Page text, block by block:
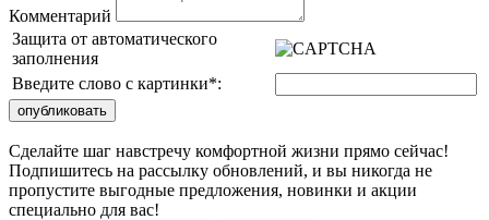
Комментарий
Защита от автоматического
заполнения
Введите слово с картинки*:
Сделайте шаг навстречу комфортной жизни прямо сейчас!
Подпишитесь на рассылку обновлений, и вы никогда не
пропустите выгодные предложения, новинки и акции
специально для вас!